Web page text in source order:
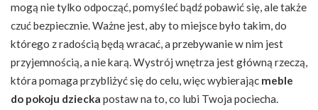
mogą nie tylko odpocząć, pomyśleć bądź pobawić się, ale także
czuć bezpiecznie. Ważne jest, aby to miejsce było takim, do
którego z radością będą wracać, a przebywanie w nim jest
przyjemnością, a nie karą. Wystrój wnętrza jest główną rzeczą,
która pomaga przybliżyć się do celu, więc wybierając meble
do pokoju dziecka postaw na to, co lubi Twoja pociecha.